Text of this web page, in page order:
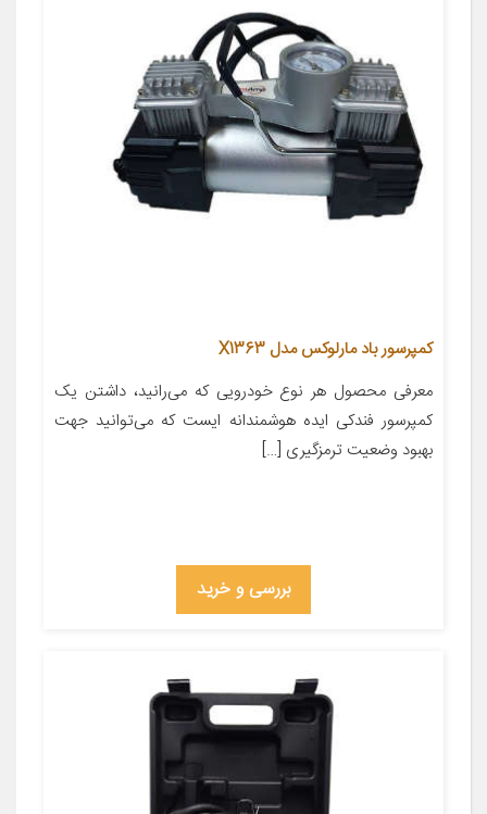
کمپرسور باد مارلوکس مدل X1363
معرفی محصول هر نوع خودرویی که می‌رانید، داشتن یک
کمپرسور فندکی ایده هوشمندانه ایست که می‌توانید جهت
بهبود وضعیت ترمزگیری […]
بررسی و خرید